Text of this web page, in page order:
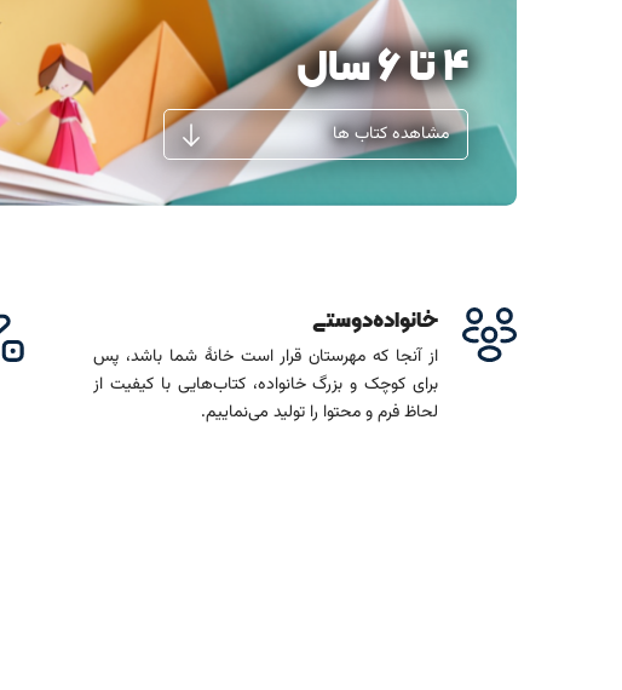
4 تا 6 سال
مشاهده کتاب ها
خانواده‌دوستی
از آنجا که مهرستان قرار است خانۀ شما باشد، پس
برای کوچک و بزرگ خانواده، کتاب‌هایی با کیفیت از
لحاظ فرم و محتوا را تولید می‌نماییم.